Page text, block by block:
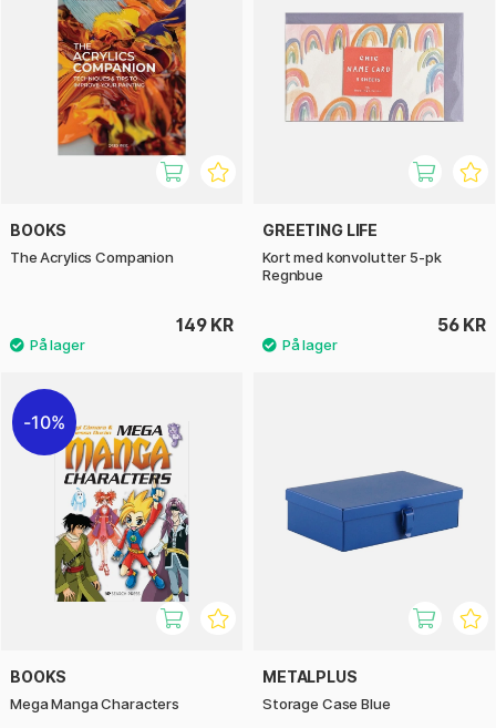
BOOKS
The Acrylics Companion
149 KR
GREETING LIFE
Kort med konvolutter 5-pk
Regnbue
56 KR
10%
BOOKS
Mega Manga Characters
METALPLUS
Storage Case Blue